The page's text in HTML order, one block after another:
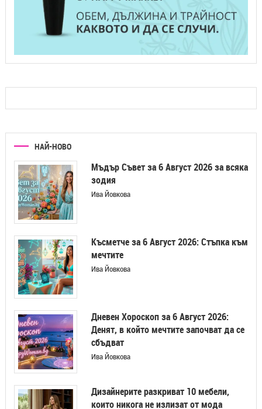
НАЙ-НОВО
Мъдър Съвет за 6 Август 2026 за всяка
зодия
Ива Йовкова
Късметче за 6 Август 2026: Стъпка към
мечтите
Ива Йовкова
Дневен Хороскоп за 6 Август 2026:
Денят, в който мечтите започват да се
сбъдват
Ива Йовкова
Дизайнерите разкриват 10 мебели,
които никога не излизат от мода